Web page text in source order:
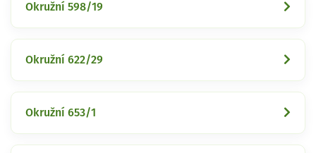
Okružní 598/19
Okružní 622/29
Okružní 653/1